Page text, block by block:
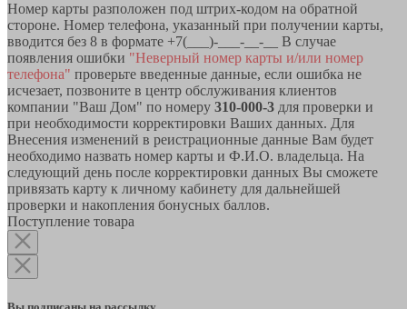
Номер карты разположен под штрих-кодом на обратной
стороне. Номер телефона, указанный при получении карты,
вводится без 8 в формате +7(___)-___-__-__ В случае
появления ошибки "Неверный номер карты и/или номер
телефона" проверьте введенные данные, если ошибка не
исчезает, позвоните в центр обслуживания клиентов
компании "Ваш Дом" по номеру 310-000-3 для проверки и
при необходимости корректировки Ваших данных. Для
Внесения изменений в реистрационные данные Вам будет
необходимо назвать номер карты и Ф.И.О. владельца. На
следующий день после корректировки данных Вы сможете
привязать карту к личному кабинету для дальнейшей
проверки и накопления бонусных баллов.
Поступление товара